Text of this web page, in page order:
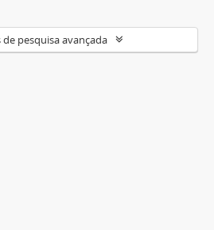
de pesquisa avançada